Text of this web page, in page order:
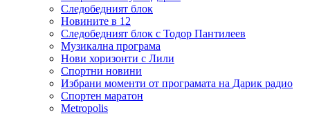
Следобедният блок
Новините в 12
Следобедният блок с Тодор Пантилеев
Музикална програма
Нови хоризонти с Лили
Спортни новини
Избрани моменти от програмата на Дарик радио
Спортен маратон
Metropolis